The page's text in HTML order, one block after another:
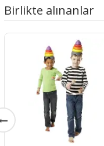
Birlikte alınanlar